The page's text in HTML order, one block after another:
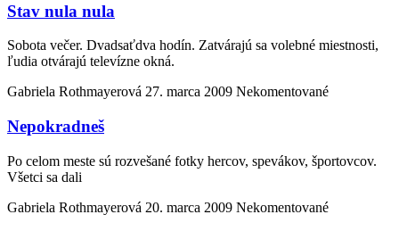
Stav nula nula
Sobota večer. Dvadsaťdva hodín. Zatvárajú sa volebné miestnosti,
ľudia otvárajú televízne okná.
Gabriela Rothmayerová 27. marca 2009 Nekomentované
Nepokradneš
Po celom meste sú rozvešané fotky hercov, spevákov, športovcov.
Všetci sa dali
Gabriela Rothmayerová 20. marca 2009 Nekomentované